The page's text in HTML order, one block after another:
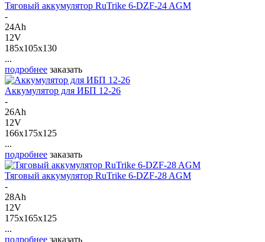
Тяговый аккумулятор RuTrike 6-DZF-24 AGM
-
24Ah
12V
185x105x130
...
подробнее заказать
Аккумулятор для ИБП 12-26
-
26Ah
12V
166x175x125
...
подробнее заказать
Тяговый аккумулятор RuTrike 6-DZF-28 AGM
-
28Ah
12V
175x165x125
...
подробнее заказать